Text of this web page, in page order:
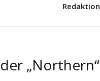
Redaktion
„Northern“